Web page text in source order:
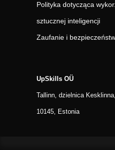
Polityka dotycząca
sztucznej inteligencji
Zaufanie i
UpSkills OÜ
Tallinn, dzielnica
10145, Estonia